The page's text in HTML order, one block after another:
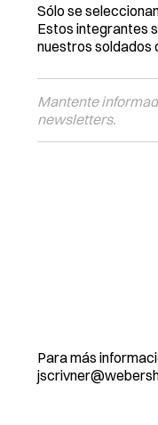
Sólo se
Estos integrantes
nuestros soldados
Mantente
newsletters.
Para más